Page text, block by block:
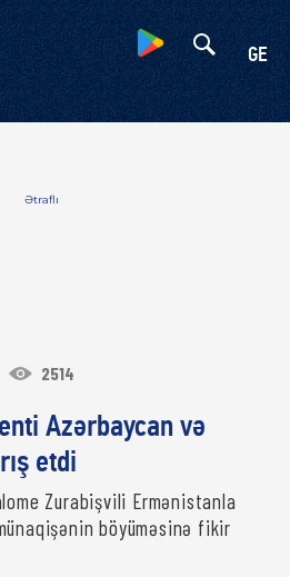
GE
Ətraflı
2514
Azərbaycan və
etdi
Zurabişvili Ermənistanla
böyüməsinə fikir